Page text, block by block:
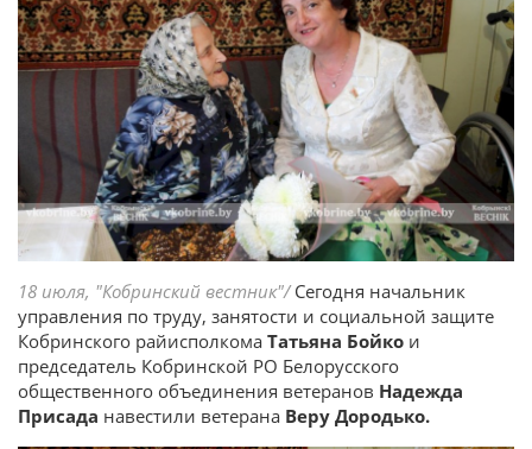
18 июля, "Кобринский вестник"/Сегодня начальник
управления по труду, занятости и социальной защите
Кобринского райисполкома Татьяна Бойко и
председатель Кобринской РО Белорусского
общественного объединения ветеранов Надежда
Присада навестили ветерана Веру Дородько.